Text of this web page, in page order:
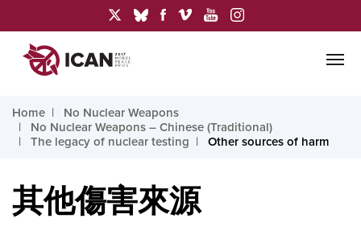
Home
No Nuclear Weapons
No Nuclear Weapons – Chinese (Traditional)
The legacy of nuclear testing
Other sources of harm
其他傷害來源